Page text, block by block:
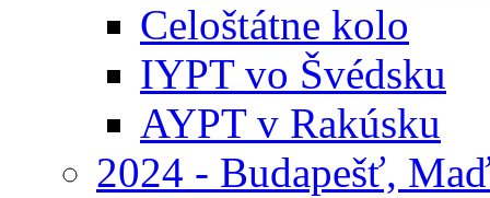
Celoštátne kolo
IYPT vo Švédsku
AYPT v Rakúsku
2024 - Budapešť,